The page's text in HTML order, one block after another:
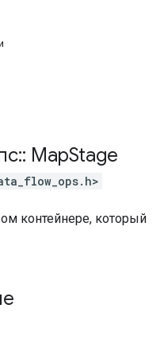
:: MapStage
контейнере, который